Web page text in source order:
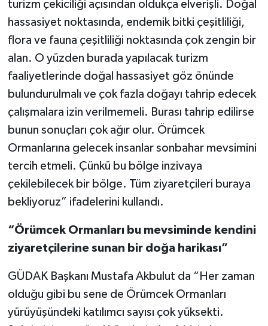
turizm çekiciliği açısından oldukça elverişli. Doğal
hassasiyet noktasında, endemik bitki çeşitliliği,
flora ve fauna çeşitliliği noktasında çok zengin bir
alan. O yüzden burada yapılacak turizm
faaliyetlerinde doğal hassasiyet göz önünde
bulundurulmalı ve çok fazla doğayı tahrip edecek
çalışmalara izin verilmemeli. Burası tahrip edilirse
bunun sonuçları çok ağır olur. Örümcek
Ormanlarına gelecek insanlar sonbahar mevsimini
tercih etmeli. Çünkü bu bölge inzivaya
çekilebilecek bir bölge. Tüm ziyaretçileri buraya
bekliyoruz” ifadelerini kullandı.
“Örümcek Ormanları bu mevsiminde kendini
ziyaretçilerine sunan bir doğa harikası”
GÜDAK Başkanı Mustafa Akbulut da “Her zaman
olduğu gibi bu sene de Örümcek Ormanları
yürüyüşündeki katılımcı sayısı çok yüksekti.